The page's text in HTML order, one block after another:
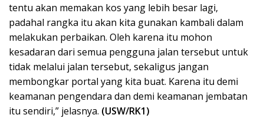
tentu akan memakan kos yang lebih besar lagi,
padahal rangka itu akan kita gunakan kambali dalam
melakukan perbaikan. Oleh karena itu mohon
kesadaran dari semua pengguna jalan tersebut untuk
tidak melalui jalan tersebut, sekaligus jangan
membongkar portal yang kita buat. Karena itu demi
keamanan pengendara dan demi keamanan jembatan
itu sendiri,” jelasnya. (USW/RK1)